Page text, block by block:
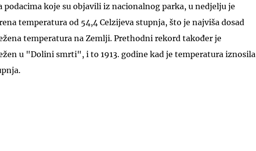
podacima koje su objavili iz nacionalnog parka, u nedjelju je
temperatura od 54,4 Celzijeva stupnja, što je najviša dosad
temperatura na Zemlji. Prethodni rekord također je
u "Dolini smrti", i to 1913. godine kad je temperatura iznosila